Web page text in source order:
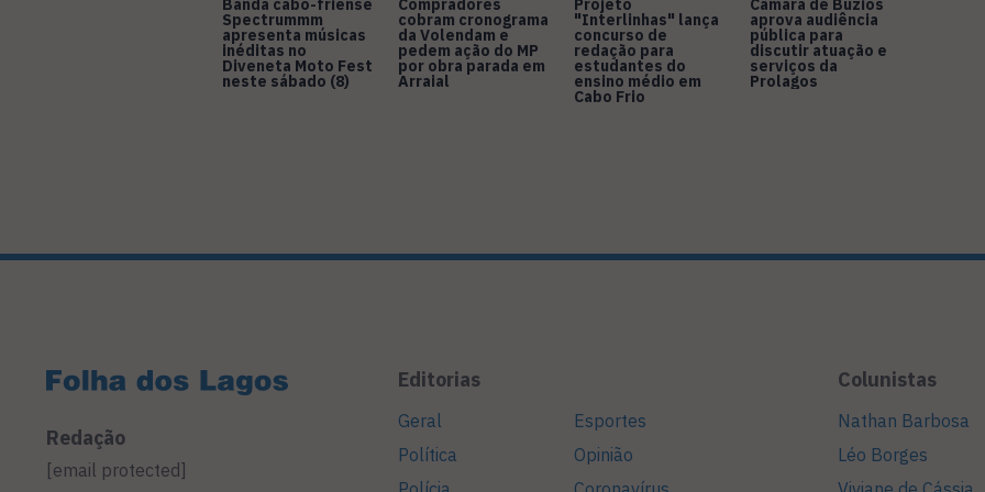
Banda cabo-friense
Spectrummm
apresenta músicas
inéditas no
Diveneta Moto Fest
neste sábado (8)
Compradores
cobram cronograma
da Volendam e
pedem ação do MP
por obra parada em
Arraial
Projeto
"Interlinhas" lança
concurso de
redação para
estudantes do
ensino médio em
Cabo Frio
Câmara de Búzios
aprova audiência
pública para
discutir atuação e
serviços da
Prolagos
Redação
[email protected]
Editorias
Geral
Política
Esportes
Opinião
Colunistas
Nathan Barbosa
Léo Borges